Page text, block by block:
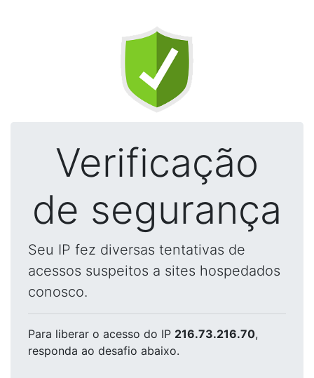
Verificação
de segurança
Seu IP fez diversas tentativas de
acessos suspeitos a sites hospedados
conosco.
Para liberar o acesso do IP 216.73.216.70,
responda ao desafio abaixo.